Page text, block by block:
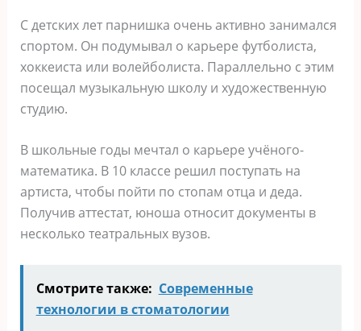
С детских лет парнишка очень активно занимался
спортом. Он подумывал о карьере футболиста,
хоккеиста или волейболиста. Параллельно с этим
посещал музыкальную школу и художественную
студию.
В школьные годы мечтал о карьере учёного-
математика. В 10 классе решил поступать на
артиста, чтобы пойти по стопам отца и деда.
Получив аттестат, юноша относит документы в
несколько театральных вузов.
Смотрите также: Современные
технологии в стоматологии